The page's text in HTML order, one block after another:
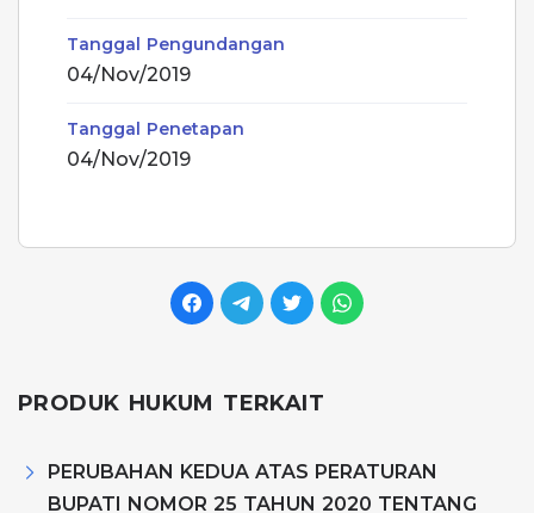
Tanggal Pengundangan
04/Nov/2019
Tanggal Penetapan
04/Nov/2019
PRODUK HUKUM TERKAIT
PERUBAHAN KEDUA ATAS PERATURAN
BUPATI NOMOR 25 TAHUN 2020 TENTANG